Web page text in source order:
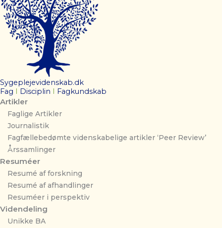
Sygeplejevidenskab.dk
Fag
Disciplin Fagkundskab
Artikler
Faglige Artikler
Journalistik
Fagfællebedømte videnskabelige artikler ‘Peer Review’
Årssamlinger
Resuméer
Resumé af forskning
Resumé af afhandlinger
Resuméer i perspektiv
Videndeling
Unikke BA